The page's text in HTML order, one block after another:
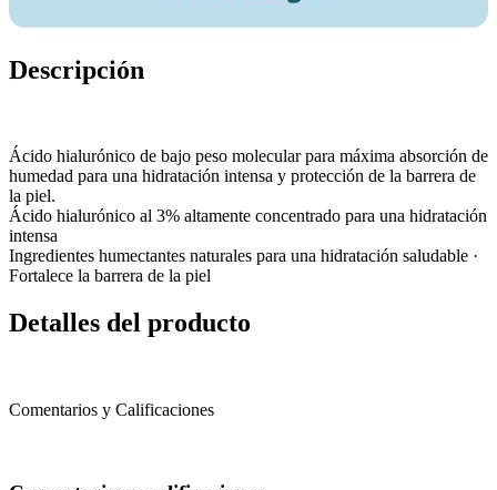
Descripción
Ácido hialurónico de bajo peso molecular para máxima absorción de
humedad para una hidratación intensa y protección de la barrera de
la piel.
Ácido hialurónico al 3% altamente concentrado para una hidratación
intensa
Ingredientes humectantes naturales para una hidratación saludable ·
Fortalece la barrera de la piel
Detalles del producto
Comentarios y Calificaciones